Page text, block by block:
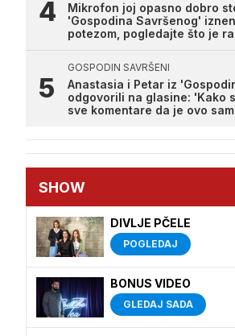
Mikrofon joj opasno dobro
'Gospodina Savršenog'
potezom, pogledajte što je
GOSPODIN SAVRŠENI
Anastasia i Petar iz
odgovorili na glasine: 'Kako
sve komentare da je ovo
SHOW
DIVLJE PČELE
POGLEDAJ
BONUS VIDEO
GLEDAJ SADA